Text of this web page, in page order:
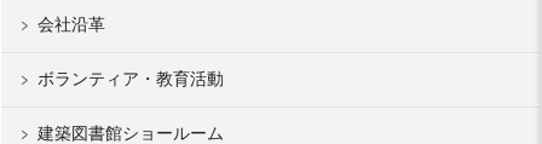
会社沿革
ボランティア・教育活動
建築図書館ショールーム